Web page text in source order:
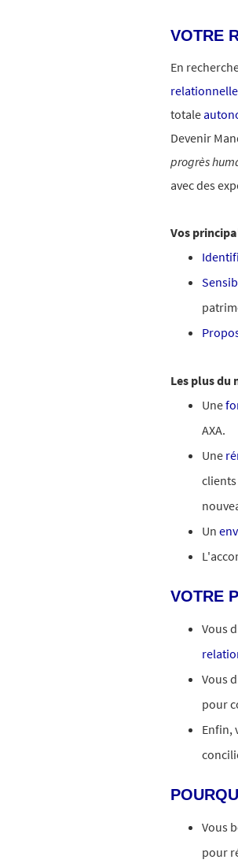
VOTRE
En
relationnelle
totale
Devenir
progrès
avec des
Vos
Les plus du
Une
AXA.
Une
Un
VOTRE
Vous
Vous
pour
Enfin,
Vous
pour